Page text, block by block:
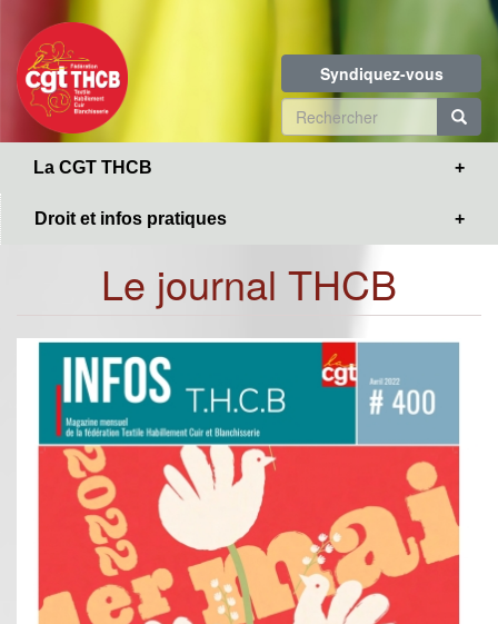
contenu
principal
Syndiquez-vous
Formulaire
de
La CGT THCB
Droit et infos pratiques
Le journal THCB